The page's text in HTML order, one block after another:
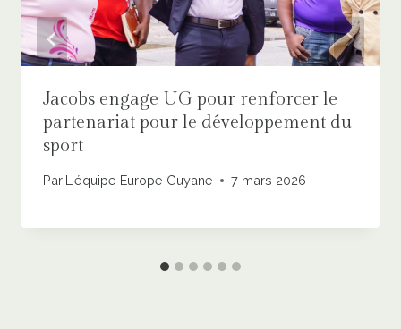
Jacobs engage UG pour renforcer le
partenariat pour le développement du
sport
Par L'équipe Europe Guyane 7 mars 2026